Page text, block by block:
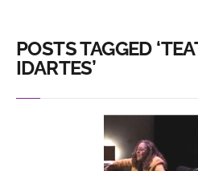
POSTS TAGGED
IDARTES’